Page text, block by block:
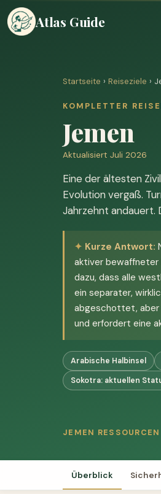
Atlas Guide
Startseite › Reiseziele ›
KOMPLETTER
Jemen
Aktualisiert Juli 2026
Eine der ältesten
Evolution vergaß.
Jahrzehnt andauert.
Kurze Antwort:
aktiver bewaffneter
dazu, dass alle
ein separater,
abgeschottet, aber
und erfordert eine
Arabische Halbinsel
Sokotra: aktuellen
JEMEN RESSOURCEN
Überblick